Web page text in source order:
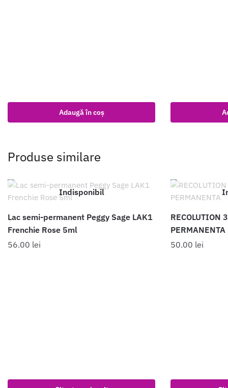
Adaugă în coș
Produse similare
Indisponibil
Lac semi-permanent Peggy Sage LAK1
Frenchie Rose 5ml
56.00 lei
RECOLUTION
PERMANENTA
50.00 lei